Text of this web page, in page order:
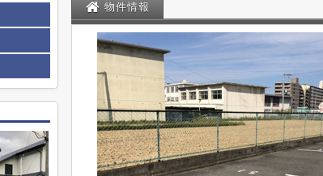
物件情報